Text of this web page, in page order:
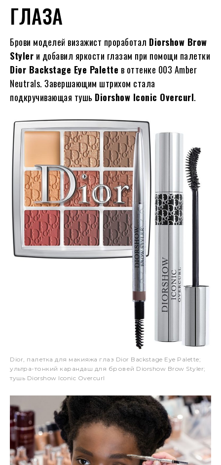
ГЛАЗА
Брови моделей визажист проработал Diorshow Brow
Styler и добавил яркости глазам при помощи палетки
Dior Backstage Eye Palette в оттенке 003 Amber
Neutrals. Завершающим штрихом стала
подкручивающая тушь Diorshow Iconic Overcurl.
Dior, палетка для макияжа глаз Dior Backstage Eye Palette;
ультра-тонкий карандаш для бровей Diorshow Brow Styler;
тушь Diorshow Iconic Overcurl